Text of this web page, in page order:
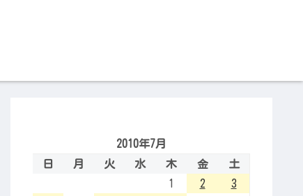
2010年7月
日
月 火 水 木 金
土
1
2
3